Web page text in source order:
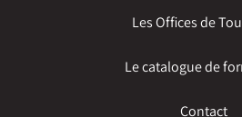
Les Offices de
Le catalogue de
Contact